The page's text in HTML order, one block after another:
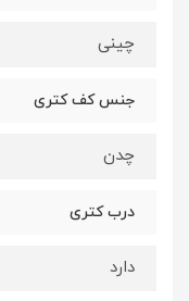
چینی
جنس کف کتری
چدن
درب کتری
دارد